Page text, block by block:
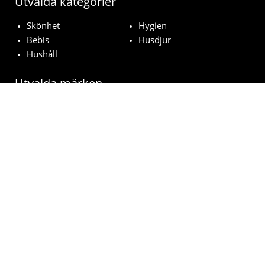
Skönhet
Hygien
Bebis
Husdjur
Hushåll
Utvalda märken